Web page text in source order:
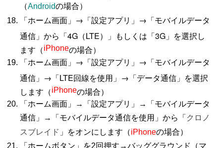
（Androidの場合）
「ホーム画面」→「設定アプリ」→「モバイルデータ
通信」から「4G（LTE）」もしくは「3G」を選択し
ます（iPhoneの場合）
「ホーム画面」→「設定アプリ」→「モバイルデータ
通信」→「LTE回線を使用」→「データ通信」を選択
します（iPhoneの場合）
「ホーム画面」→「設定アプリ」→「モバイルデータ
通信」→「モバイルデータ通信を使用」から「 クロノ
スブレイド 」をオンにします（iPhoneの場合）
「ホームボタン」を2回押す→バッググラウンド（マ